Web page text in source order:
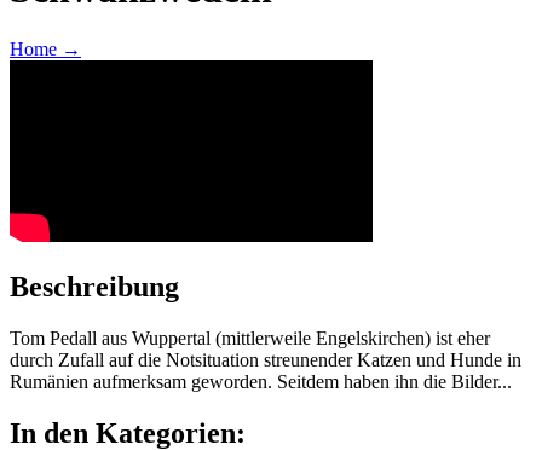
Home →
Beschreibung
Tom Pedall aus Wuppertal (mittlerweile Engelskirchen) ist eher
durch Zufall auf die Notsituation streunender Katzen und Hunde in
Rumänien aufmerksam geworden. Seitdem haben ihn die Bilder...
In den Kategorien: